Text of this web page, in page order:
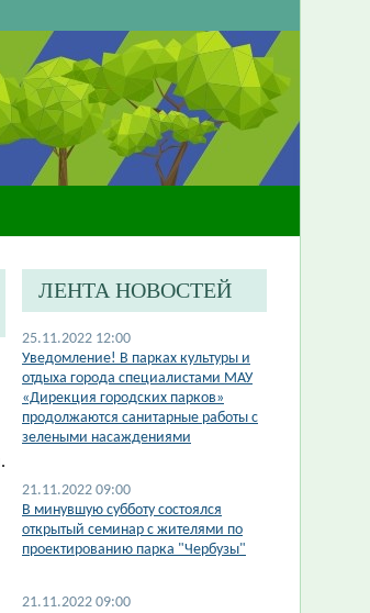
ЛЕНТА НОВОСТЕЙ
25.11.2022 12:00
​Уведомление! В парках культуры и
отдыха города специалистами МАУ
«Дирекция городских парков»
продолжаются санитарные работы с
зелеными насаждениями
21.11.2022 09:00
В минувшую субботу состоялся
открытый семинар с жителями по
проектированию парка "Чербузы"
21.11.2022 09:00